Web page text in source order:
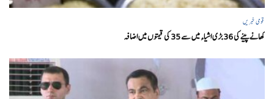
قومی خبریں
کھانے پینے کی 36 بڑی اشیاء میں سے 35 کی قیمتوں میں اضافہ